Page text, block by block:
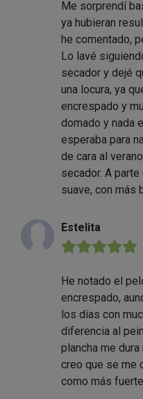
Me sorprendí
ya hubieran
he comentado,
Lo lavé
secador y dejé
una locura, ya
encrespado y
domado y nada
esperaba para
de cara al
secador. A
suave, con más
Estelita
★★★★★
He notado el
encrespado,
los días con
diferencia al
plancha me
creo que se me
como más